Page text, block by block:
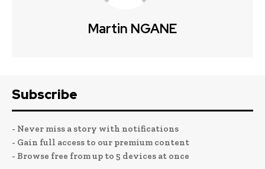
Martin NGANE
Subscribe
- Never miss a story with notifications
- Gain full access to our premium content
- Browse free from up to 5 devices at once